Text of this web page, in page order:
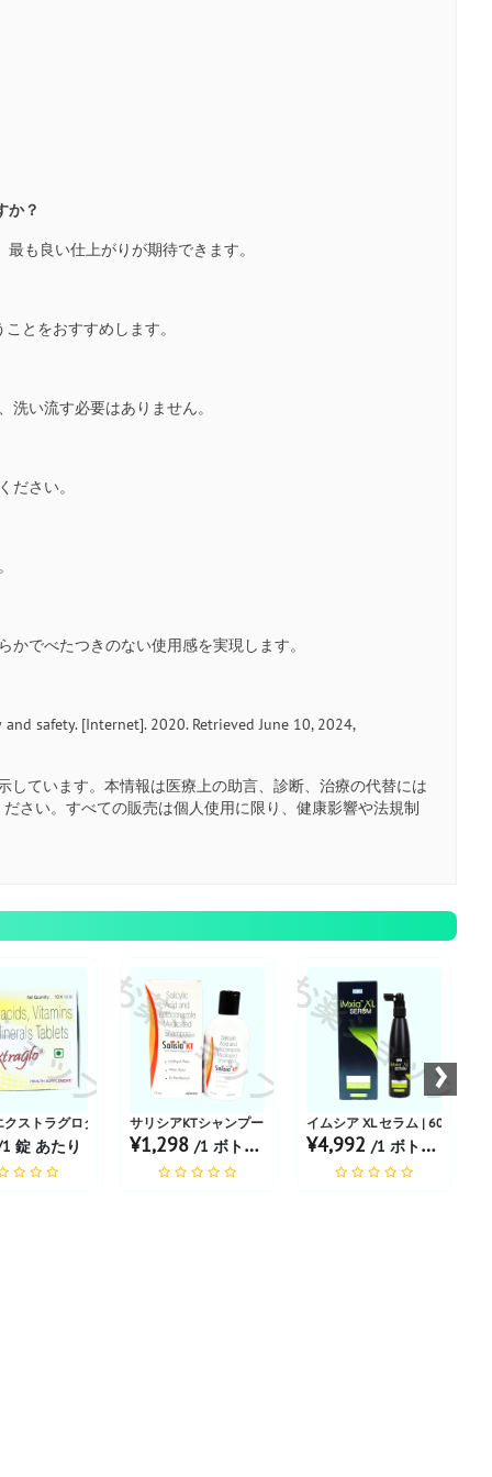
か？
も良い仕上がりが期待できます。
とをおすすめします。
い流す必要はありません。
ださい。
でべたつきのない使用感を実現します。
safety. [Internet]. 2020. Retrieved June 10, 2024,
ています。本情報は医療上の助言、診断、治療の代替には
さい。すべての販売は個人使用に限り、健康影響や法規制
ップ
クストラグロタブレット
錠 あたり
お薬ショップ
サリシアKTシャンプー
¥1,298 /1 ボトル あたり
お薬ショップ
イムシア XL セラム | 60ml
¥4,992 /1 ボトル あたり
›